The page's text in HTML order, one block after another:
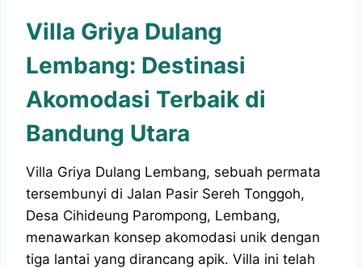
Villa Griya Dulang
Lembang: Destinasi
Akomodasi Terbaik di
Bandung Utara
Villa Griya Dulang Lembang, sebuah permata
tersembunyi di Jalan Pasir Sereh Tonggoh,
Desa Cihideung Parompong, Lembang,
menawarkan konsep akomodasi unik dengan
tiga lantai yang dirancang apik. Villa ini telah